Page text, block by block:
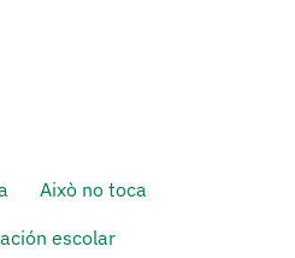
Això no toca
escolar